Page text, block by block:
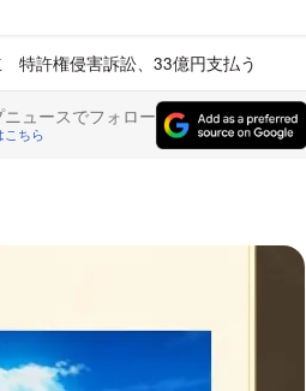
特許権侵害訴訟、33億円支払う
ュースでフォロー
こちら